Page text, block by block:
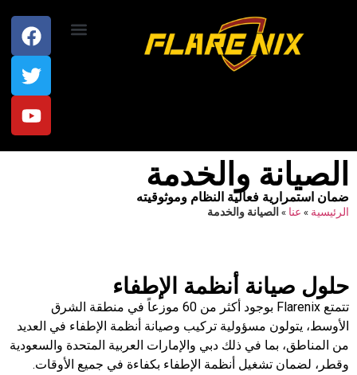
الصيانة والخدمة
ضمان استمرارية فعالية النظام وموثوقيته
الرئيسية » عنا » الصيانة والخدمة
حلول صيانة أنظمة الإطفاء
تتمتع Flarenix بوجود أكثر من 60 موزعاً في منطقة الشرق
الأوسط، يتولون مسؤولية تركيب وصيانة أنظمة الإطفاء في العديد
من المناطق، بما في ذلك دبي والإمارات العربية المتحدة والسعودية
وقطر، لضمان تشغيل أنظمة الإطفاء بكفاءة في جميع الأوقات.